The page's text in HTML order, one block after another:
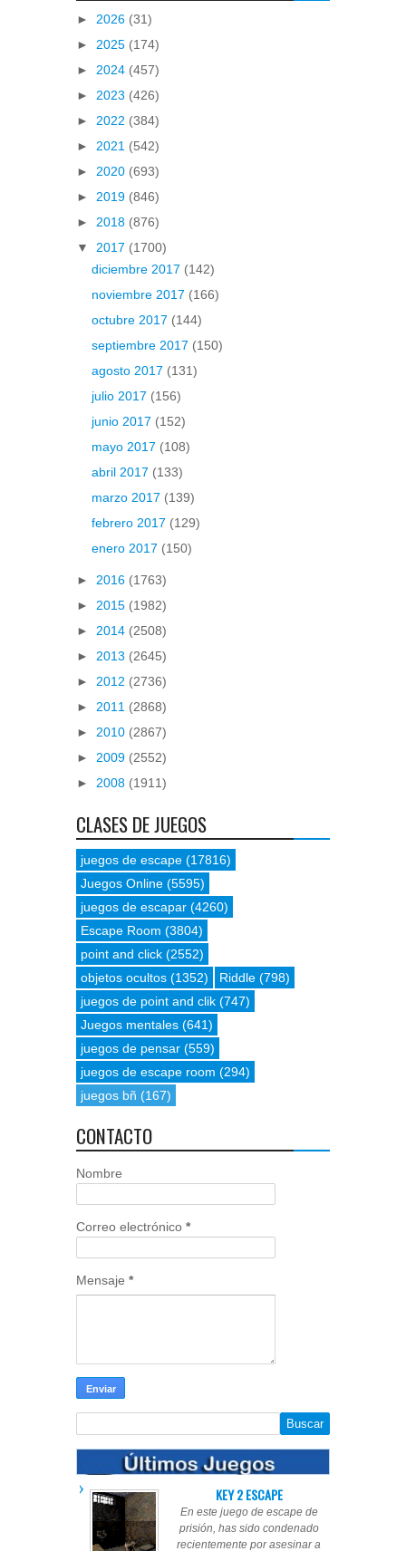
► 2026 (31)
► 2025 (174)
► 2024 (457)
► 2023 (426)
► 2022 (384)
► 2021 (542)
► 2020 (693)
► 2019 (846)
► 2018 (876)
▼ 2017 (1700)
diciembre 2017 (142)
noviembre 2017 (166)
octubre 2017 (144)
septiembre 2017 (150)
agosto 2017 (131)
julio 2017 (156)
junio 2017 (152)
mayo 2017 (108)
abril 2017 (133)
marzo 2017 (139)
febrero 2017 (129)
enero 2017 (150)
► 2016 (1763)
► 2015 (1982)
► 2014 (2508)
► 2013 (2645)
► 2012 (2736)
► 2011 (2868)
► 2010 (2867)
► 2009 (2552)
► 2008 (1911)
CLASES DE JUEGOS
juegos de escape (17816)
Juegos Online (5595)
juegos de escapar (4260)
Escape Room (3804)
point and click (2552)
objetos ocultos (1352) Riddle (798)
juegos de point and clik (747)
Juegos mentales (641)
juegos de pensar (559)
juegos de escape room (294)
juegos bñ (167)
CONTACTO
Nombre
Correo electrónico *
Mensaje *
KEY 2 ESCAPE
En este juego de escape de
prisión, has sido condenado
recientemente por asesinar a